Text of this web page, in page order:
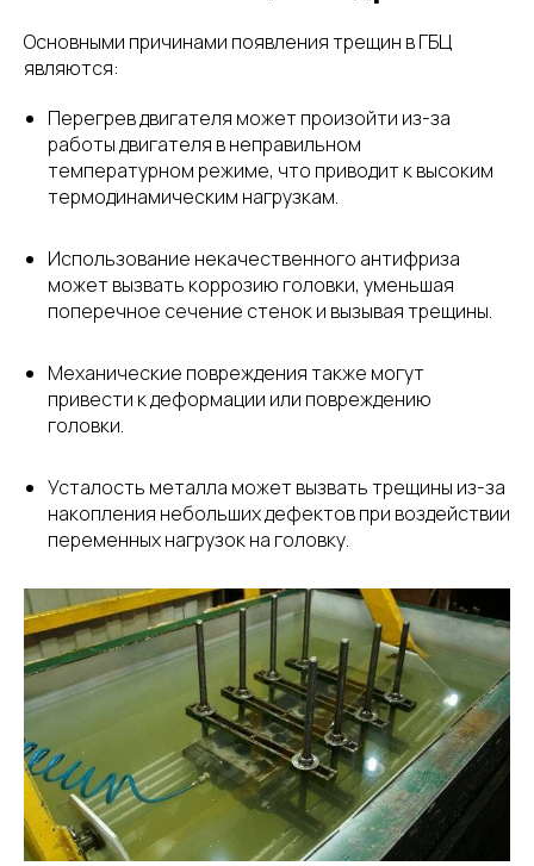
Основными причинами появления трещин в ГБЦ
являются:
Перегрев двигателя может произойти из-за
работы двигателя в неправильном
температурном режиме, что приводит к высоким
термодинамическим нагрузкам.
Использование некачественного антифриза
может вызвать коррозию головки, уменьшая
поперечное сечение стенок и вызывая трещины.
Механические повреждения также могут
привести к деформации или повреждению
головки.
Усталость металла может вызвать трещины из-за
накопления небольших дефектов при воздействии
переменных нагрузок на головку.